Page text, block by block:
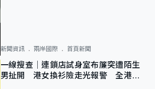
新聞資訊 兩岸國際 首頁新聞
一線搜查｜連鎖店試身室布簾突遭陌生
男扯開 港女換衫險走光報警 全港分